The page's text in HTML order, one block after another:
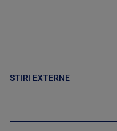
STIRI EXTERNE